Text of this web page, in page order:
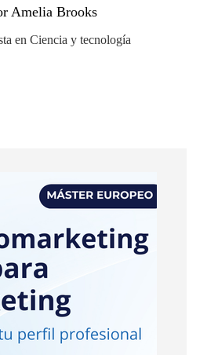
Amelia Brooks
en Ciencia y tecnología